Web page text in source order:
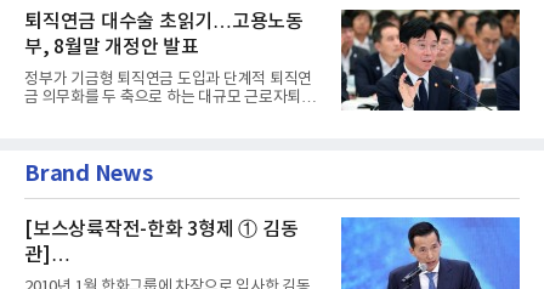
퇴직연금 대수술 초읽기…고용노동
부, 8월말 개정안 발표
정부가 기금형 퇴직연금 도입과 단계적 퇴직연
금 의무화를 두 축으로 하는 대규모 근로자퇴직
Brand News
[보스상륙작전-한화 3형제 ① 김동
관]
입사 16년 만에 수석부회장 … 경영승